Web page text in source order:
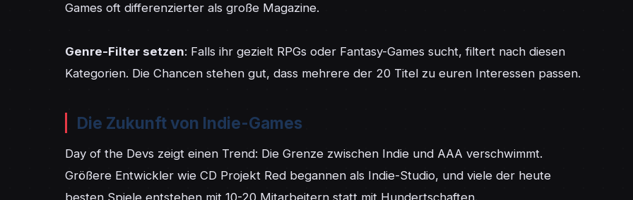
Games oft differenzierter als große Magazine.
Genre-Filter setzen: Falls ihr gezielt RPGs oder Fantasy-Games sucht, filtert nach diesen
Kategorien. Die Chancen stehen gut, dass mehrere der 20 Titel zu euren Interessen passen.
Die Zukunft von Indie-Games
Day of the Devs zeigt einen Trend: Die Grenze zwischen Indie und AAA verschwimmt.
Größere Entwickler wie CD Projekt Red begannen als Indie-Studio, und viele der heute
besten Spiele entstehen mit 10-20 Mitarbeitern statt mit Hundertschaften.